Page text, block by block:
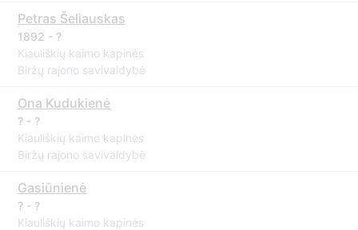
Petras Šeliauskas
1892 - ?
Kiauliškių kaimo kapinės
Biržų rajono savivaldybė
Ona Kudukienė
? - ?
Kiauliškių kaimo kapinės
Biržų rajono savivaldybė
Gasiūnienė
? - ?
Kiauliškių kaimo kapinės